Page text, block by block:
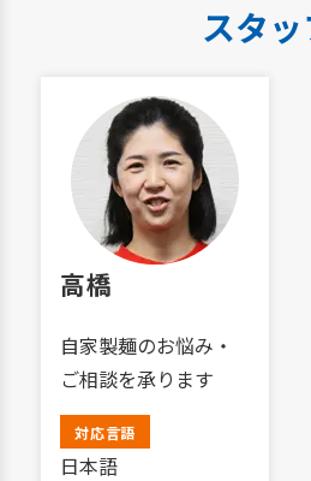
スタッ
高橋
自家製麺のお悩み・
ご相談を承ります
対応言語
日本語